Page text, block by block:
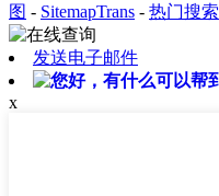
图 - SitemapTrans - 热门搜索
发送电子邮件
x